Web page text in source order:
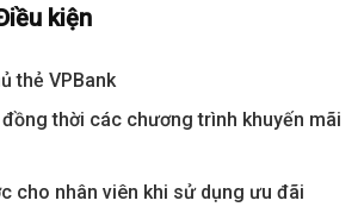
kiện
thẻ VPBank
thời các chương trình khuyến mãi
cho nhân viên khi sử dụng ưu đãi